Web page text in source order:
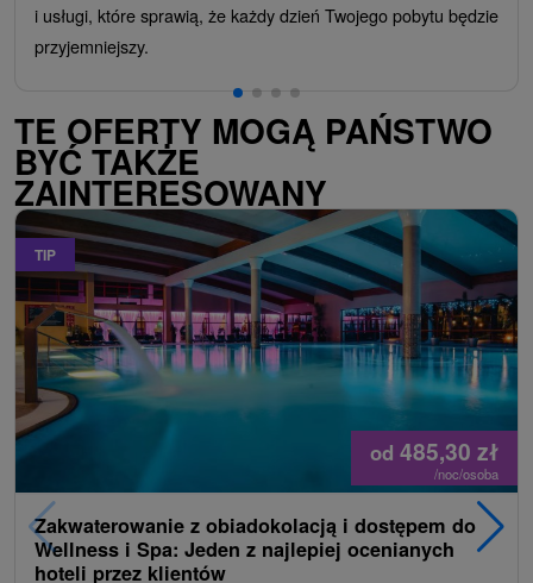
i usługi, które sprawią, że każdy dzień Twojego pobytu będzie
przyjemniejszy.
TE OFERTY MOGĄ PAŃSTWO
BYĆ TAKŻE
ZAINTERESOWANY
TIP
od 485,30 zł
/noc/osoba
Zakwaterowanie z obiadokolacją i dostępem do
Wellness i Spa: Jeden z najlepiej ocenianych
hoteli przez klientów